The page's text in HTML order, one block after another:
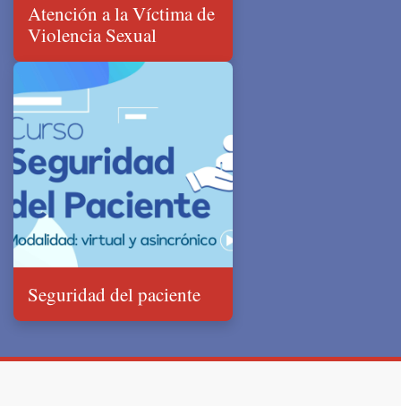
Atención a la Víctima de
Violencia Sexual
Seguridad del paciente